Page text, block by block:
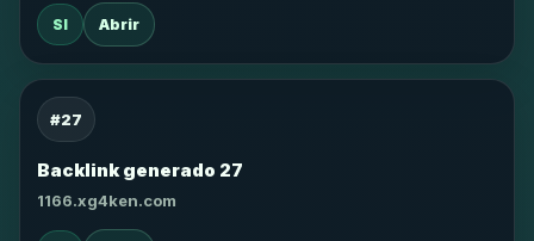
SI Abrir
#27
Backlink generado 27
1166.xg4ken.com